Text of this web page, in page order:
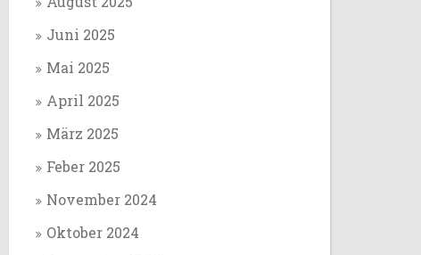
Juni 2025
Mai 2025
April 2025
März 2025
Feber 2025
November 2024
Oktober 2024